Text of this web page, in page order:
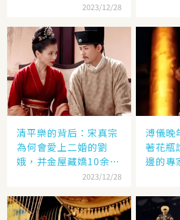
2023/12/28
清平樂的背后：宋真宗
為何會愛上二婚的劉
娥，并金屋藏嬌10余
2023/12/28
溥儀晚
著花瓶
邊的專